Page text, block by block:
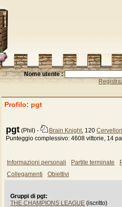
Nome utente :
Profilo: pgt
pgt (Phil) - Brain Knight, 120
Punteggio complessivo: 4608 vittorie, 14
Informazioni personali Partite terminate
Collegamenti
Obiettivi
Gruppi di pgt:
THE CHAMPIONS LEAGUE (iscritto)